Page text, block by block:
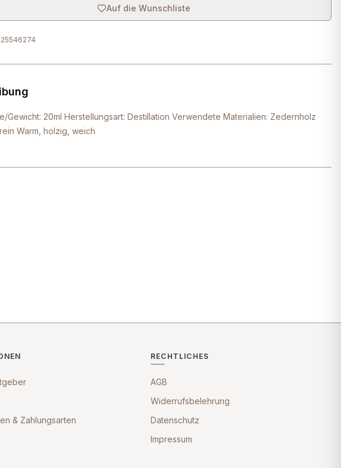
Auf die Wunschliste
Gewicht: 20ml Herstellungsart: Destillation Verwendete Materialien: Zedernholz
Warm, holzig, weich
& Zahlungsarten
RECHTLICHES
AGB
Widerrufsbelehrung
Datenschutz
Impressum